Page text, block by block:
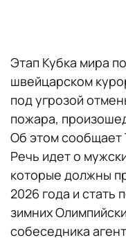
Этап Кубка мира
швейцарском
под угрозой
пожара,
Об этом сообщает
Речь идет о
которые должны
2026 года и стать
зимних
собеседника